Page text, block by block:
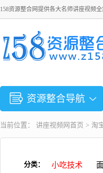
158资源整合网提供各大名师讲座视频
资源整合导航
当前位置： 讲座视频 网首页 > 淘
分类： 小吃技术